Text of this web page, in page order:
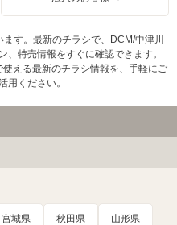
す。最新のチラシで、DCM/中津川
、特売情報をすぐに確認できます。
える最新のチラシ情報を、手軽にご
用ください。
宮城県 秋田県 山形県